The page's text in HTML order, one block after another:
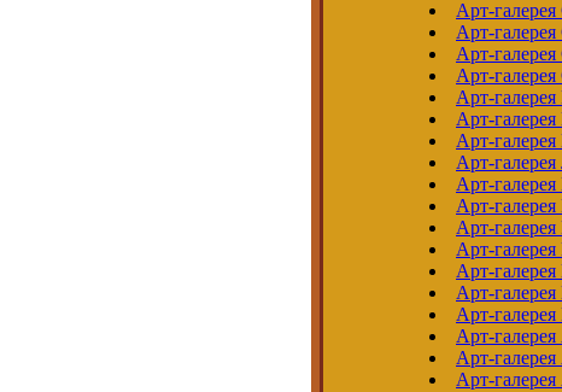
Арт-
Арт-
Арт-
Арт-
Арт-
Арт-
Арт-
Арт-
Арт-
Арт-
Арт-
Арт-
Арт-
Арт-
Арт-
Арт-
Арт-
Арт-